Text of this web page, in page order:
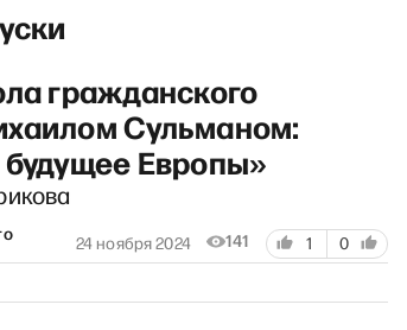
гражданского
Сульманом:
Европы»
24 ноября 2024 141 1 0